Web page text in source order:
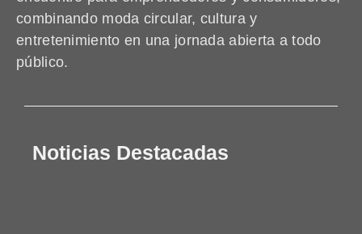
combinando moda circular, cultura y
entretenimiento en una jornada abierta a todo
público.
Noticias Destacadas